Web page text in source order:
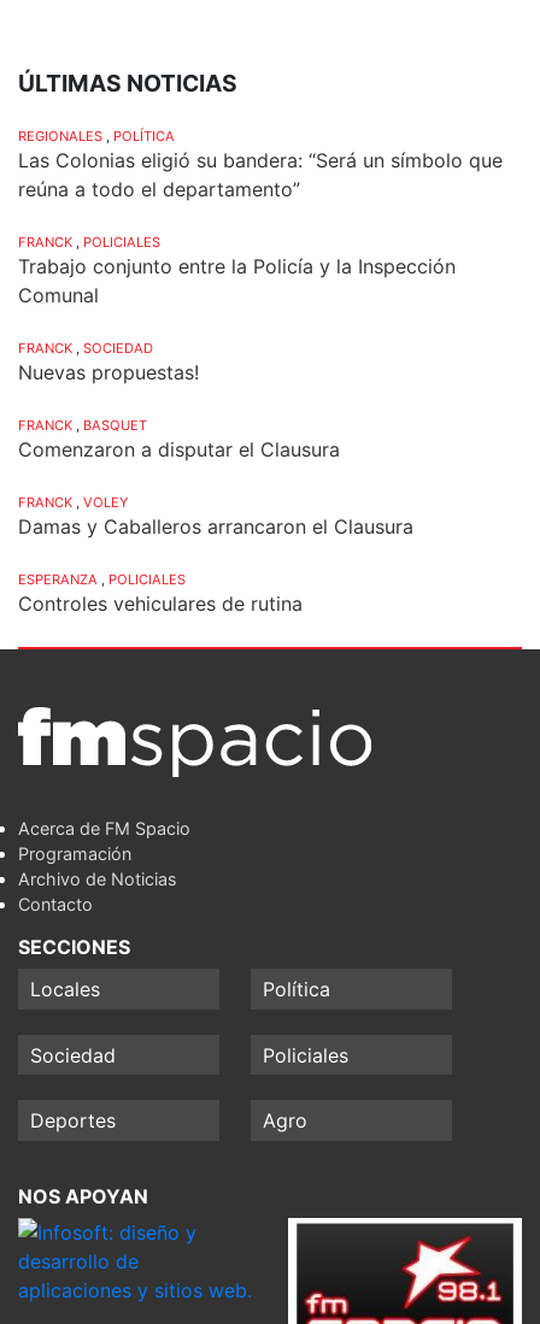
ÚLTIMAS NOTICIAS
REGIONALES , POLÍTICA
Las Colonias eligió su bandera: “Será un símbolo que
reúna a todo el departamento”
FRANCK , POLICIALES
Trabajo conjunto entre la Policía y la Inspección
Comunal
FRANCK , SOCIEDAD
Nuevas propuestas!
FRANCK , BASQUET
Comenzaron a disputar el Clausura
FRANCK , VOLEY
Damas y Caballeros arrancaron el Clausura
ESPERANZA , POLICIALES
Controles vehiculares de rutina
Acerca de FM Spacio
Programación
Archivo de Noticias
Contacto
SECCIONES
Locales
Política
Sociedad Policiales
Deportes Agro
NOS APOYAN